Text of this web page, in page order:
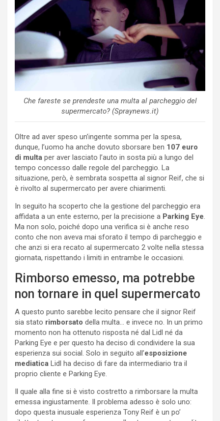
Che fareste se prendeste una multa al parcheggio del
supermercato? (Spraynews.it)
Oltre ad aver speso un’ingente somma per la spesa,
dunque, l’uomo ha anche dovuto sborsare ben 107 euro
di multa per aver lasciato l’auto in sosta più a lungo del
tempo concesso dalle regole del parcheggio. La
situazione, però, è sembrata sospetta al signor Reif, che si
è rivolto al supermercato per avere chiarimenti.
In seguito ha scoperto che la gestione del parcheggio era
affidata a un ente esterno, per la precisione a Parking Eye.
Ma non solo, poiché dopo una verifica si è anche reso
conto che non aveva mai sforato il tempo di parcheggio e
che anzi si era recato al supermercato 2 volte nella stessa
giornata, rispettando i limiti in entrambe le occasioni.
Rimborso emesso, ma potrebbe
non tornare in quel supermercato
A questo punto sarebbe lecito pensare che il signor Reif
sia stato rimborsato della multa… e invece no. In un primo
momento non ha ottenuto risposta né dal Lidl né da
Parking Eye e per questo ha deciso di condividere la sua
esperienza sui social. Solo in seguito all’esposizione
mediatica Lidl ha deciso di fare da intermediario tra il
proprio cliente e Parking Eye.
Il quale alla fine si è visto costretto a rimborsare la multa
emessa ingiustamente. Il problema adesso è solo uno:
dopo questa inusuale esperienza Tony Reif è un po’